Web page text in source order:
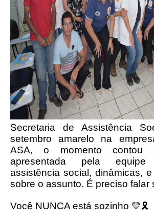
Secretaria de Assistência
setembro amarelo na
ASA, o momento contou
apresentada pela
assistência social, dinâmicas,
sobre o assunto. É preciso falar
Você NUNCA está sozinho 💛🎗